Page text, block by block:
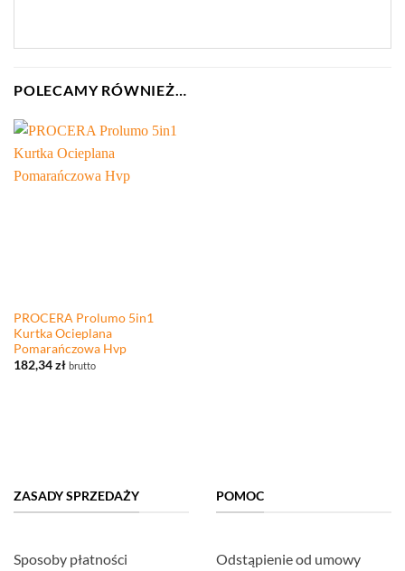
POLECAMY RÓWNIEŻ…
PROCERA Prolumo 5in1
Kurtka Ocieplana
Pomarańczowa Hvp
182,34zł brutto
ZASADY SPRZEDAŻY
Sposoby płatności
POMOC
Odstąpienie od umowy